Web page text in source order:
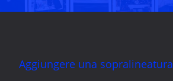
Aggiungere una sopralineatura